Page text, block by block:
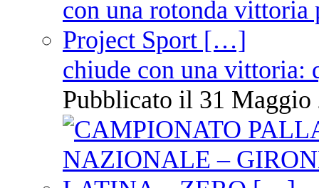
chiude con una vittoria:
Pubblicato il 31 Maggio